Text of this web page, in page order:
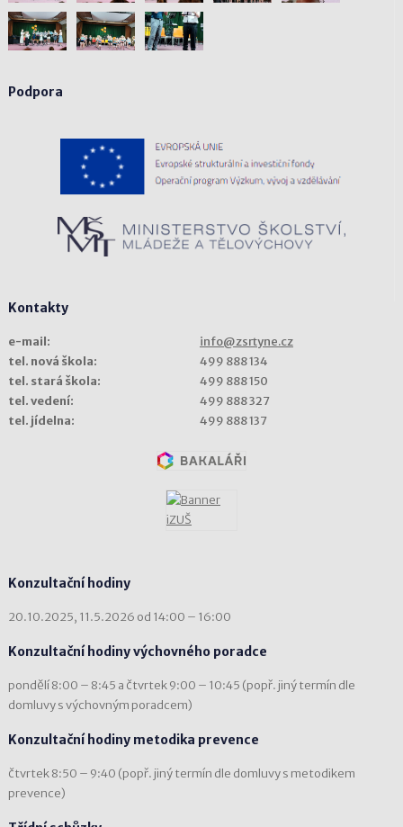
Podpora
Kontakty
e-mail:
info@zsrtyne.cz
tel. nová škola:
499 888 134
tel. stará škola:
499 888 150
tel. vedení:
499 888 327
tel. jídelna:
499 888 137
Konzultační hodiny
20.10.2025, 11.5.2026 od 14:00 – 16:00
Konzultační hodiny výchovného poradce
pondělí 8:00 – 8:45 a čtvrtek 9:00 – 10:45 (popř. jiný termín dle
domluvy s výchovným poradcem)
Konzultační hodiny metodika prevence
čtvrtek 8:50 – 9:40 (popř. jiný termín dle domluvy s metodikem
prevence)